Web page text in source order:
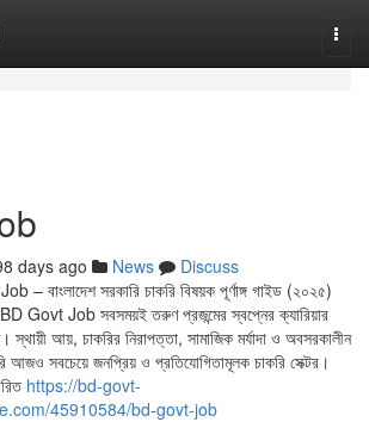
days ago News
Discuss
বাংলাদেশ সরকারি চাকরি বিষয়ক পূর্ণাঙ্গ গাইড (২০২৫)
Govt Job সবসময়ই তরুণ প্রজন্মের স্বপ্নের ক্যারিয়ার
স্থায়ী আয়, চাকরির নিরাপত্তা, সামাজিক মর্যাদা ও অবসরকালীন
আজও সবচেয়ে জনপ্রিয় ও প্রতিযোগিতামূলক চাকরি সেক্টর।
https://bd-govt-
45910584/bd-govt-job